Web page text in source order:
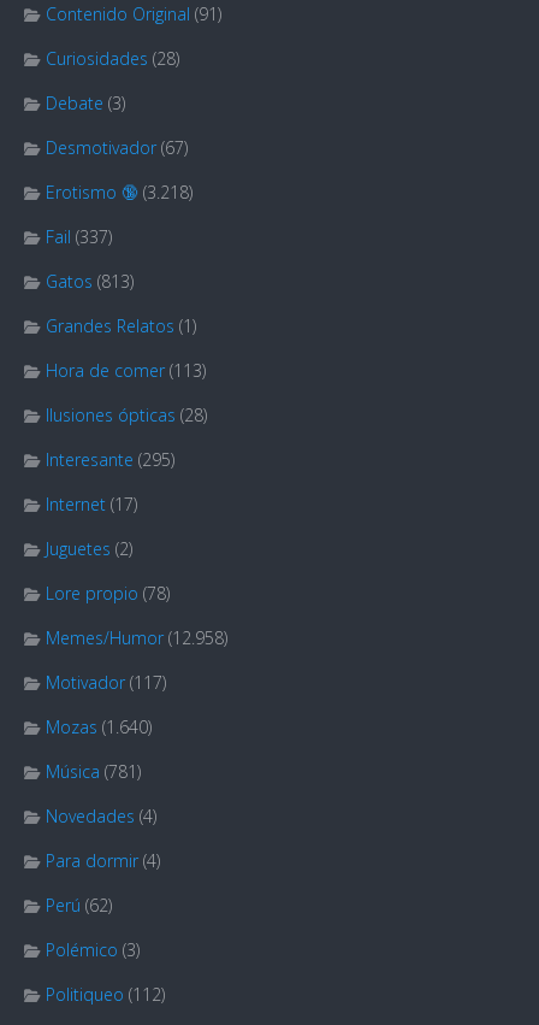
Contenido Original (91)
Curiosidades (28)
Debate (3)
Desmotivador (67)
Erotismo 🔞 (3.218)
Fail (337)
Gatos (813)
Grandes Relatos (1)
Hora de comer (113)
Ilusiones ópticas (28)
Interesante (295)
Internet (17)
Juguetes (2)
Lore propio (78)
Memes/Humor (12.958)
Motivador (117)
Mozas (1.640)
Música (781)
Novedades (4)
Para dormir (4)
Perú (62)
Polémico (3)
Politiqueo (112)